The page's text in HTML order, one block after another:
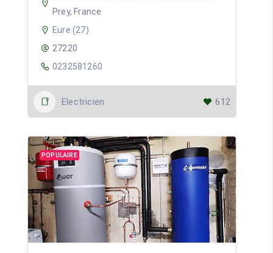
Prey, France
Eure (27)
27220
0232581260
Electricien 612
POPULAIRE